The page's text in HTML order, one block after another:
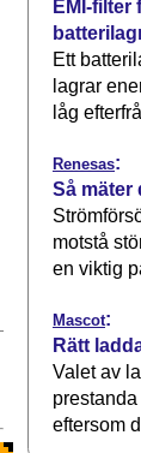
EMI-filter
Ett
lagrar
låg
Renesas:
Så mäter
motstå
en viktig
Mascot:
Rätt
Valet av
eftersom